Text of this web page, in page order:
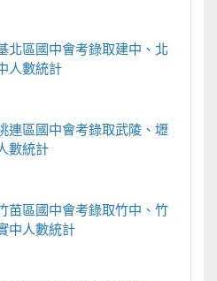
北區國中會考錄取建中、北
人數統計
連區國中會考錄取武陵、壢
數統計
苗區國中會考錄取竹中、竹
中人數統計